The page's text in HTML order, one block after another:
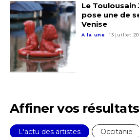
Le Toulousain
pose une de
Venise
A la une 13 juillet
Affiner vos résultats
L'actu des artistes Occitanie